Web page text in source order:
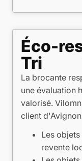
Éco-
Tri
La brocante
une évaluation
valorisé.
client
Les
revente